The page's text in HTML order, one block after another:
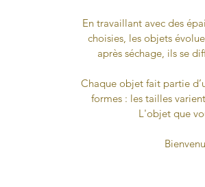
En travaillant avec des
choisies, les objets
après séchage, ils se
Chaque objet fait partie
formes : les tailles
L'objet que